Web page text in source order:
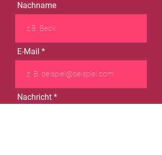
Nachname
E-Mail
Nachricht